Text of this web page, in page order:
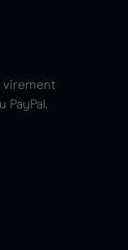
virement
PayPal.